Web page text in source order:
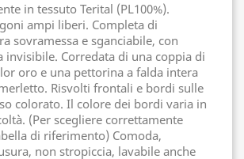
in tessuto Terital (PL100%).
ampi liberi. Completa di
sovramessa e sganciabile, con
invisibile. Corredata di una coppia di
oro e una pettorina a falda intera
Risvolti frontali e bordi sulle
colorato. Il colore dei bordi varia in
(Per scegliere correttamente
di riferimento) Comoda,
non stropiccia, lavabile anche